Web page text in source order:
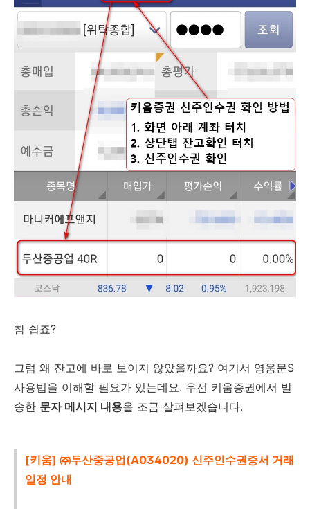
참 쉽죠?
그럼 왜 잔고에 바로 보이지 않았을까요? 여기서 영웅문S
사용법을 이해할 필요가 있는데요. 우선 키움증권에서 발
송한 문자 메시지 내용을 조금 살펴보겠습니다.
[키움] ㈜두산중공업(A034020) 신주인수권증서 거래
일정 안내